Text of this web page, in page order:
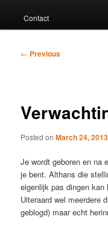
Contact
Post
← Previous
Posted onMarch 24, 2013
Je wordt geboren en na
je bent. Althans die
eigenlijk pas dingen kan
Uiteraard wel meerdere
geblogd) maar echt